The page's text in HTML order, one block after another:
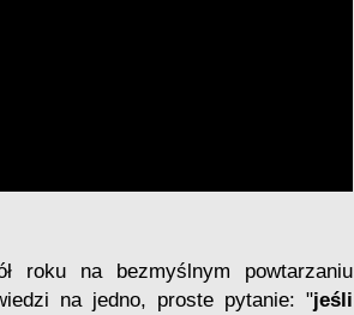
roku na bezmyślnym powtarzaniu
na jedno, proste pytanie: "jeśli